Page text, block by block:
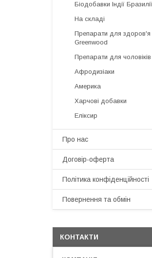
Біодобавки Індії Бразилії
На складі
Препарати для здоров'я
Greenwood
Препарати для чоловіків
Афродизіаки
Америка
Харчові добавки
Еліксир
Про нас
Договір-оферта
Політика конфіденційності
Повернення та обмін
КОНТАКТИ